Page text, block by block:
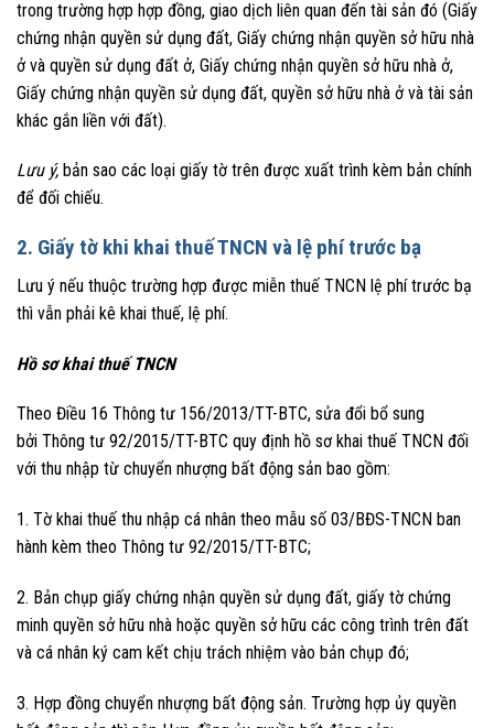
trong trường hợp hợp đồng, giao dịch liên quan đến tài sản đó (Giấy
chứng nhận quyền sử dụng đất, Giấy chứng nhận quyền sở hữu nhà
ở và quyền sử dụng đất ở, Giấy chứng nhận quyền sở hữu nhà ở,
Giấy chứng nhận quyền sử dụng đất, quyền sở hữu nhà ở và tài sản
khác gắn liền với đất).
Lưu ý, bản sao các loại giấy tờ trên được xuất trình kèm bản chính
để đối chiếu.
2. Giấy tờ khi khai thuế TNCN và lệ phí trước bạ
Lưu ý nếu thuộc trường hợp được miễn thuế TNCN lệ phí trước bạ
thì vẫn phải kê khai thuế, lệ phí.
Hồ sơ khai thuế TNCN
Theo Điều 16 Thông tư 156/2013/TT-BTC, sửa đổi bổ sung
bởi Thông tư 92/2015/TT-BTC quy định hồ sơ khai thuế TNCN đối
với thu nhập từ chuyển nhượng bất động sản bao gồm:
1. Tờ khai thuế thu nhập cá nhân theo mẫu số 03/BĐS-TNCN ban
hành kèm theo Thông tư 92/2015/TT-BTC;
2. Bản chụp giấy chứng nhận quyền sử dụng đất, giấy tờ chứng
minh quyền sở hữu nhà hoặc quyền sở hữu các công trình trên đất
và cá nhân ký cam kết chịu trách nhiệm vào bản chụp đó;
3. Hợp đồng chuyển nhượng bất động sản. Trường hợp ủy quyền